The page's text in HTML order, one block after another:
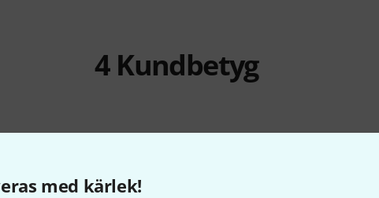
med kärlek!
4Kundbetyg
4.8 / 5